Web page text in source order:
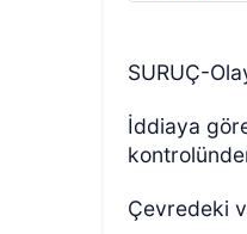
SURUÇ-
İddiaya
Çevredeki